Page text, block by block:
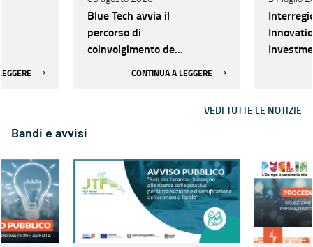
Blue Tech avvia il
percorso di
coinvolgimento degli
CONTINUA A LEGGERE
VEDI TUTTE LE NOTIZIE
Bandi e avvisi